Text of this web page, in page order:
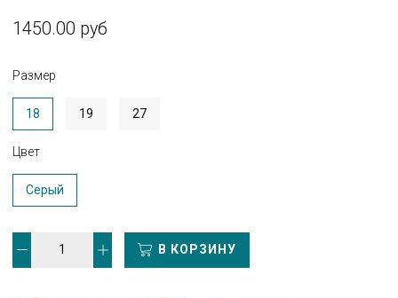
1450.00 руб
Размер
18 19 27
Цвет
Серый
В КОРЗИНУ